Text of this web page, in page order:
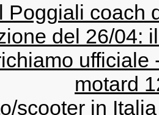
Poggiali coach
del 26/04:
ufficiale
motard
scooter in